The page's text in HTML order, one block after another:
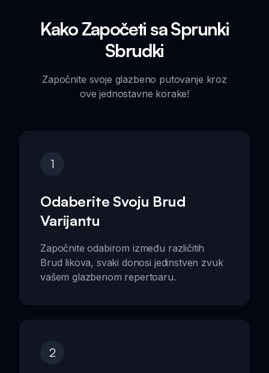
Kako Započeti sa Sprunki
Sbrudki
Započnite svoje glazbeno putovanje kroz
ove jednostavne korake!
1
Odaberite Svoju Brud
Varijantu
Započnite odabirom između različitih
Brud likova, svaki donosi jedinstven zvuk
vašem glazbenom repertoaru.
2